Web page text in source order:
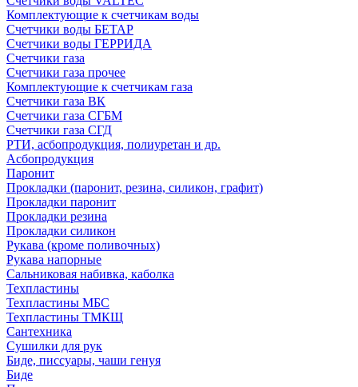
Комплектующие к счетчикам воды
Счетчики воды БЕТАР
Счетчики воды ГЕРРИДА
Счетчики газа
Счетчики газа прочее
Комплектующие к счетчикам газа
Счетчики газа ВК
Счетчики газа СГБМ
Счетчики газа СГД
РТИ, асбопродукция, полиуретан и др.
Асбопродукция
Паронит
Прокладки (паронит, резина, силикон, графит)
Прокладки паронит
Прокладки резина
Прокладки силикон
Рукава (кроме поливочных)
Рукава напорные
Сальниковая набивка, каболка
Техпластины
Техпластины МБС
Техпластины ТМКЩ
Сантехника
Сушилки для рук
Биде, писсуары, чаши генуя
Биде